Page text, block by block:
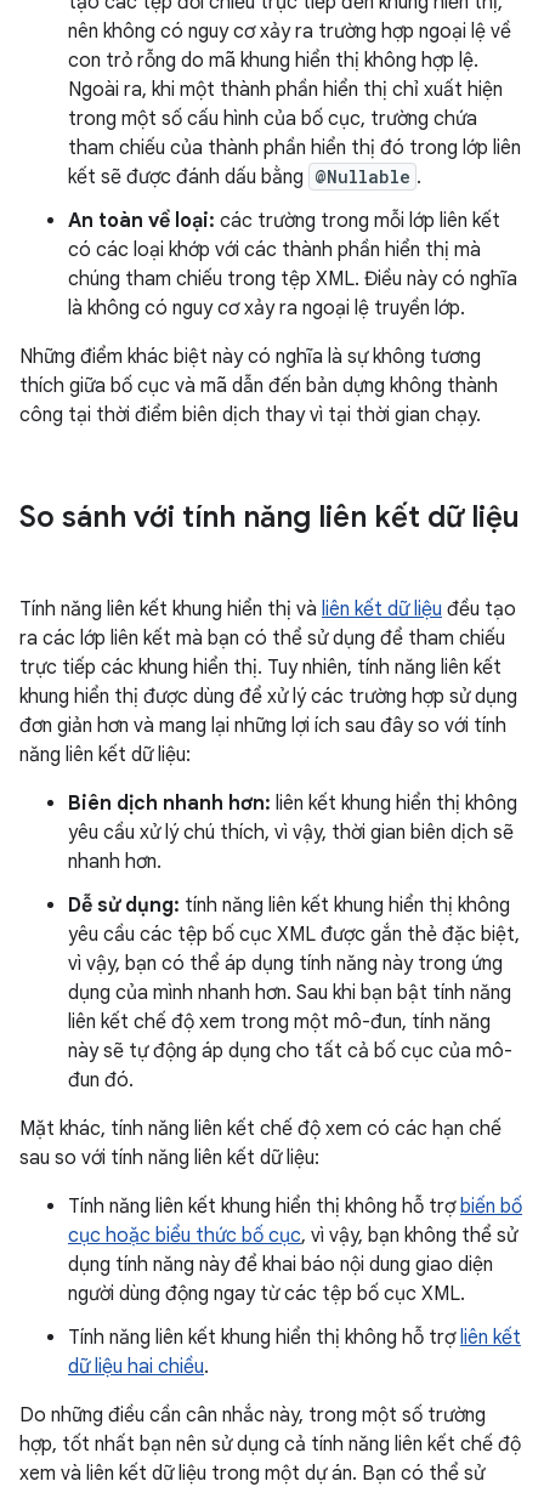
nên không có nguy cơ xảy ra trường hợp ngoại lệ về
con trỏ rỗng do mã khung hiển thị không hợp lệ.
Ngoài ra, khi một thành phần hiển thị chỉ xuất hiện
trong một số cấu hình của bố cục, trường chứa
tham chiếu của thành phần hiển thị đó trong lớp liên
kết sẽ được đánh dấu bằng @Nullable .
An toàn về loại: các trường trong mỗi lớp liên kết
có các loại khớp với các thành phần hiển thị mà
chúng tham chiếu trong tệp XML. Điều này có nghĩa
là không có nguy cơ xảy ra ngoại lệ truyền lớp.
Những điểm khác biệt này có nghĩa là sự không tương
thích giữa bố cục và mã dẫn đến bản dựng không thành
công tại thời điểm biên dịch thay vì tại thời gian chạy.
So sánh với tính năng liên kết dữ liệu
Tính năng liên kết khung hiển thị và liên kết dữ liệu đều tạo
ra các lớp liên kết mà bạn có thể sử dụng để tham chiếu
trực tiếp các khung hiển thị. Tuy nhiên, tính năng liên kết
khung hiển thị được dùng để xử lý các trường hợp sử dụng
đơn giản hơn và mang lại những lợi ích sau đây so với tính
năng liên kết dữ liệu:
Biên dịch nhanh hơn: liên kết khung hiển thị không
yêu cầu xử lý chú thích, vì vậy, thời gian biên dịch sẽ
nhanh hơn.
Dễ sử dụng: tính năng liên kết khung hiển thị không
yêu cầu các tệp bố cục XML được gắn thẻ đặc biệt,
vì vậy, bạn có thể áp dụng tính năng này trong ứng
dụng của mình nhanh hơn. Sau khi bạn bật tính năng
liên kết chế độ xem trong một mô-đun, tính năng
này sẽ tự động áp dụng cho tất cả bố cục của mô-
đun đó.
Mặt khác, tính năng liên kết chế độ xem có các hạn chế
sau so với tính năng liên kết dữ liệu:
Tính năng liên kết khung hiển thị không hỗ trợbiến bố
cục hoặc biểu thức bố cục, vì vậy, bạn không thể sử
dụng tính năng này để khai báo nội dung giao diện
người dùng động ngay từ các tệp bố cục XML.
Tính năng liên kết khung hiển thị không hỗ trợliên kết
dữ liệu hai chiều.
Do những điều cần cân nhắc này, trong một số trường
hợp, tốt nhất bạn nên sử dụng cả tính năng liên kết chế độ
xem và liên kết dữ liệu trong một dự án. Bạn có thể sử